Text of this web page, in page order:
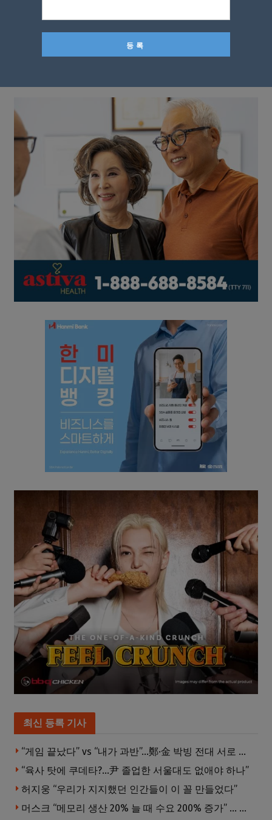
최신 등록 기사
“게임 끝났다” vs “내가 과반”…鄭·金 박빙 전대 서로 우위 주장
“육사 탓에 쿠데타?…尹 졸업한 서울대도 없애야 하나”
허지웅 “우리가 지지했던 인간들이 이 꼴 만들었다”
머스크 “메모리 생산 20% 늘 때 수요 200% 증가” … 반도체 매출 1조달러 눈 앞